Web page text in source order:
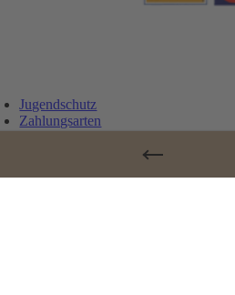
Jugendschutz
Zahlungsarten